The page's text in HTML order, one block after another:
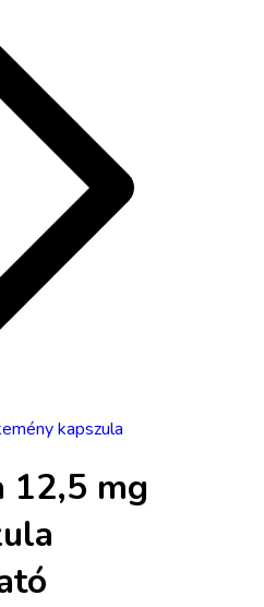
kapszula
12,5 mg